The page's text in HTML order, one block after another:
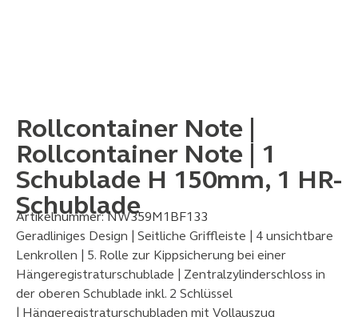
Rollcontainer Note |
Rollcontainer Note | 1
Schublade H 150mm, 1 HR-
Schublade
Artikelnummer:NW359M1BF133
Geradliniges Design | Seitliche Griffleiste | 4 unsichtbare
Lenkrollen | 5. Rolle zur Kippsicherung bei einer
Hängeregistraturschublade | Zentralzylinderschloss in
der oberen Schublade inkl. 2 Schlüssel
| Hängeregistraturschubladen mit Vollauszug